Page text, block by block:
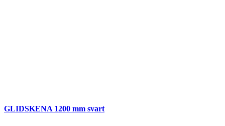
GLIDSKENA 1200 mm svart